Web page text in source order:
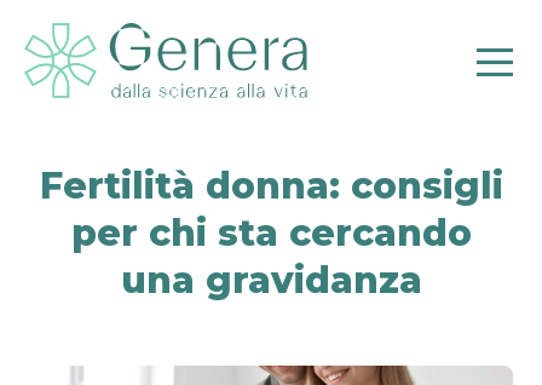
Fertilità donna: consigli
per chi sta cercando
una gravidanza